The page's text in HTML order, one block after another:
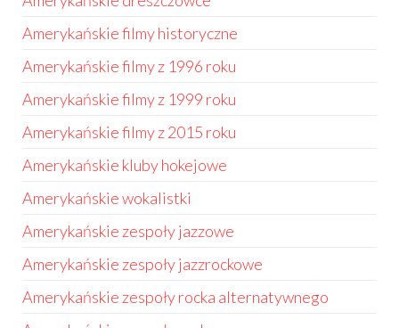
Amerykańskie filmy historyczne
Amerykańskie filmy z 1996 roku
Amerykańskie filmy z 1999 roku
Amerykańskie filmy z 2015 roku
Amerykańskie kluby hokejowe
Amerykańskie wokalistki
Amerykańskie zespoły jazzowe
Amerykańskie zespoły jazzrockowe
Amerykańskie zespoły rocka alternatywnego